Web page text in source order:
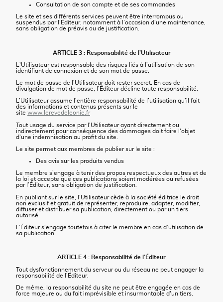
Consultation de son compte et de ses commandes
Le site et ses différents services peuvent être interrompus ou
suspendus par l’Éditeur, notamment à l’occasion d’une maintenance,
sans obligation de préavis ou de justification.
ARTICLE 3 : Responsabilité de l’Utilisateur
L'Utilisateur est responsable des risques liés à l’utilisation de son
identifiant de connexion et de son mot de passe.
Le mot de passe de l’Utilisateur doit rester secret. En cas de
divulgation de mot de passe, l’Éditeur décline toute responsabilité.
L’Utilisateur assume l’entière responsabilité de l’utilisation qu’il fait
des informations et contenus présents sur le
site www.lerevedeleonie.fr
Tout usage du service par l'Utilisateur ayant directement ou
indirectement pour conséquence des dommages doit faire l'objet
d'une indemnisation au profit du site.
Le site permet aux membres de publier sur le site :
Des avis sur les produits vendus
Le membre s’engage à tenir des propos respectueux des autres et de
la loi et accepte que ces publications soient modérées ou refusées
par l’Éditeur, sans obligation de justification.
En publiant sur le site, l’Utilisateur cède à la société éditrice le droit
non exclusif et gratuit de représenter, reproduire, adapter, modifier,
diffuser et distribuer sa publication, directement ou par un tiers
autorisé.
L’Éditeur s'engage toutefois à citer le membre en cas d’utilisation de
sa publication
ARTICLE 4 : Responsabilité de l’Éditeur
Tout dysfonctionnement du serveur ou du réseau ne peut engager la
responsabilité de l’Éditeur.
De même, la responsabilité du site ne peut être engagée en cas de
force majeure ou du fait imprévisible et insurmontable d'un tiers.